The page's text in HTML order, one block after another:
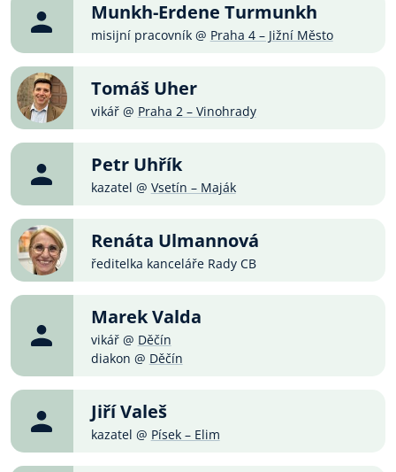
Munkh-Erdene Turmunkh
misijní pracovník @ Praha 4 – Jižní Město
Tomáš Uher
vikář @ Praha 2 – Vinohrady
Petr Uhřík
kazatel @ Vsetín – Maják
Renáta Ulmannová
ředitelka kanceláře Rady CB
Marek Valda
vikář @ Děčín
diakon @ Děčín
Jiří Valeš
kazatel @ Písek – Elim